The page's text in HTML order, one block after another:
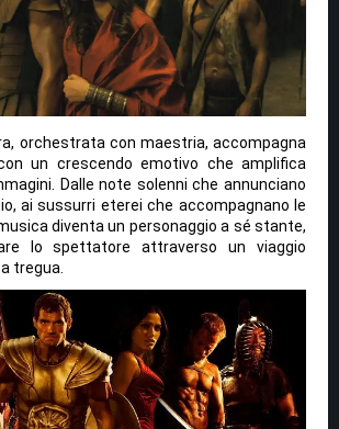
orchestrata con maestria, accompagna
un crescendo emotivo che amplifica
Dalle note solenni che annunciano
ai sussurri eterei che accompagnano le
diventa un personaggio a sé stante,
lo spettatore attraverso un viaggio
tregua.